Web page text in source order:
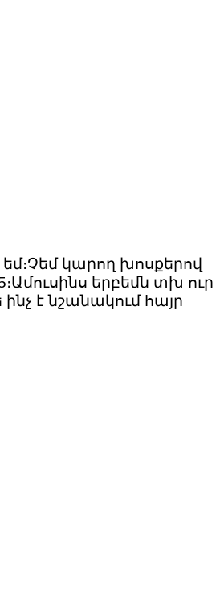
եմ։Չեմ կարող խոսքերով
երբեմն տխ ուր
է նշանակում հայր